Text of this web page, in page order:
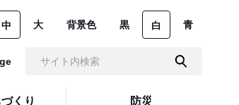
くり 防災
中 大 背景色 黒 白 青